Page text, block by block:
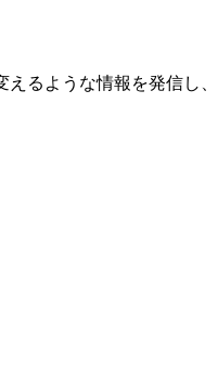
るような情報を発信し